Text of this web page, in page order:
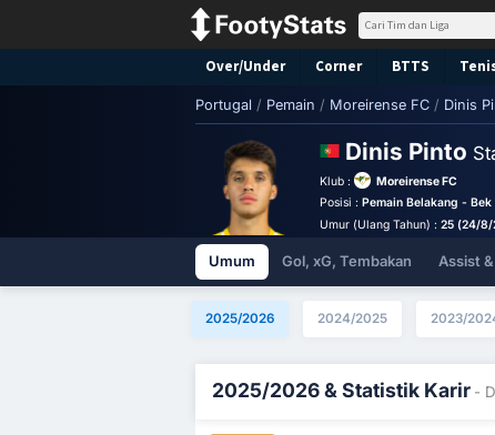
Over/Under Corner BTTS
Portugal / Pemain / Moreirense FC / Dinis
Dinis Pinto
Klub :
Moreirense FC
Posisi :Pemain Belakang - Bek
Umur (Ulang Tahun) :25 (24/
Umum Gol, xG, Tembakan Assist
2025/2026 2024/2025 2023/
2025/2026 & Statistik Karir -